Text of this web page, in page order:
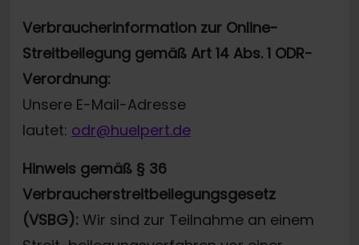
Verbraucherinformation zur Online-
Streitbeilegung gemäß Art 14 Abs. 1 ODR-
Verordnung:
Unsere E-Mail-Adresse
lautet: odr@huelpert.de
Hinweis gemäß § 36
Verbraucherstreitbeilegungsgesetz
(VSBG): Wir sind zur Teilnahme an einem